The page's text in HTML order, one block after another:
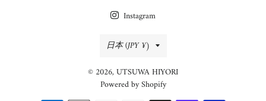
Instagram
国/
地
域
日本 (JPY ¥)
© 2026, UTSUWA HIYORI
Powered by Shopify